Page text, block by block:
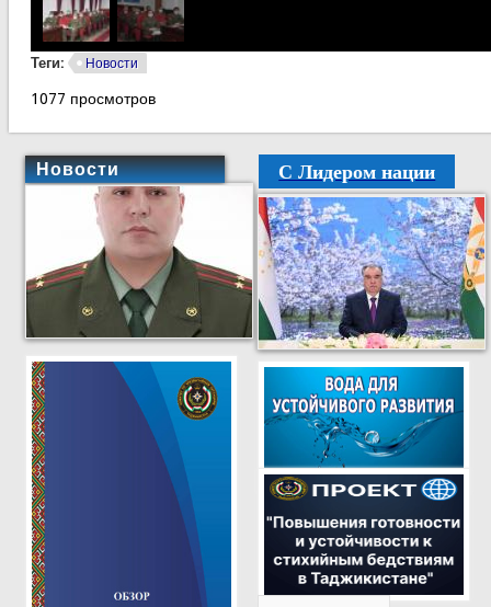
Теги: Новости
1077 просмотров
Новости С Лидером нации